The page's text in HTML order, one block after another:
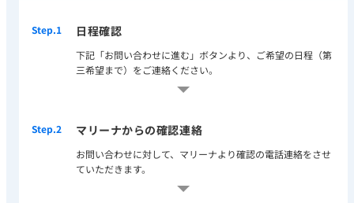
Step.1 日程確認
下記「お問い合わせに進む」ボタンより、ご希望の日程（第
三希望まで）をご連絡ください。
Step.2 マリーナからの確認連絡
お問い合わせに対して、マリーナより確認の電話連絡をさせ
ていただきます。